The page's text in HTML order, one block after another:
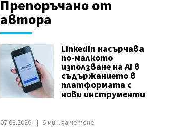
Препоръчано от
автора
LinkedIn насърчава
по-малкото
използване на AI в
съдържанието в
платформата с
нови инструменти
07.08.2026 6 мин. за четене